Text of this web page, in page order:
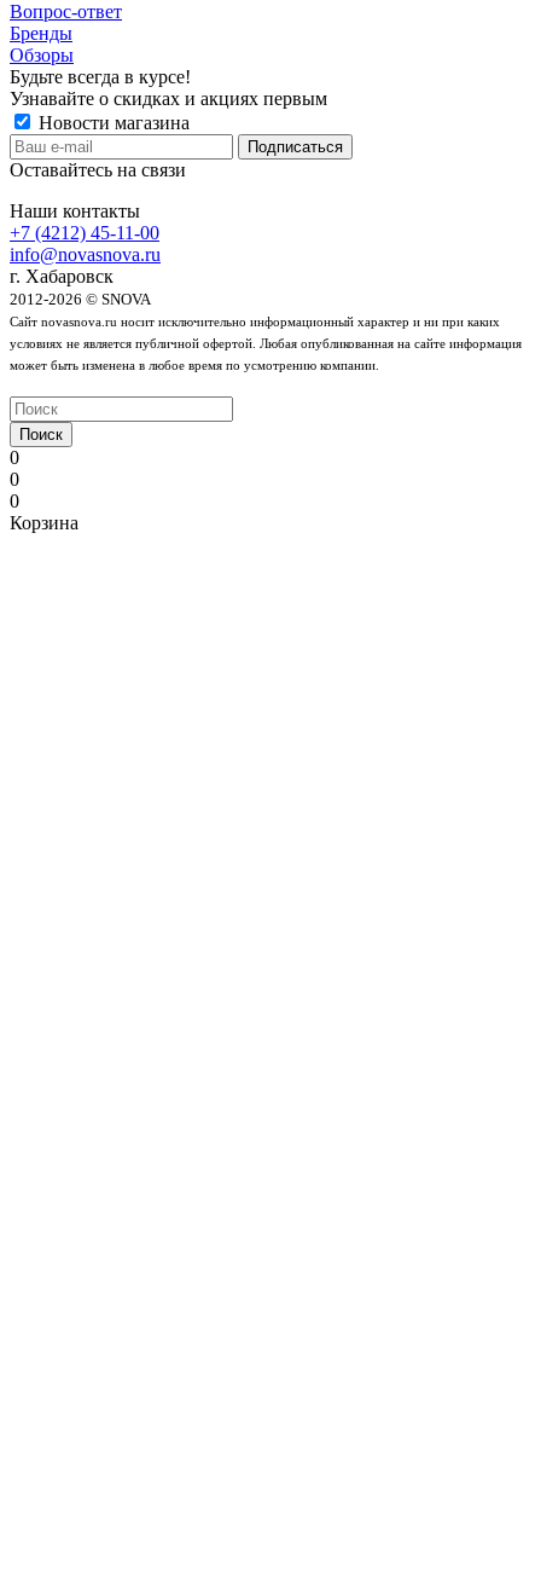
Вопрос-ответ
Бренды
Обзоры
Будьте всегда в курсе!
Узнавайте о скидках и акциях первым
Новости магазина
Оставайтесь на связи
Наши контакты
+7 (4212) 45-11-00
info@novasnova.ru
г. Хабаровск
2012-2026 © SNOVA
Сайт novasnova.ru носит исключительно информационный характер и ни при каких
условиях не является публичной офертой. Любая опубликованная на сайте информация
может быть изменена в любое время по усмотрению компании.
Поиск
0
0
0
Корзина